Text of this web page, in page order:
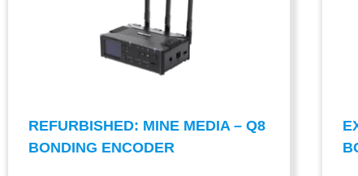
REFURBISHED: MINE MEDIA – Q8
BONDING ENCODER